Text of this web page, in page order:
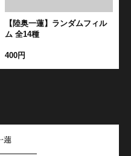
【陸奥一蓮】ランダムフィル
ム 全14種
400円
蓮